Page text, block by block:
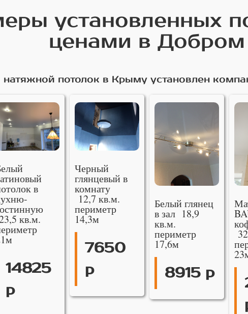
установленных
ценами в Добром
потолок в Крыму установлен
в
кв.м.
14825
р
Черный
глянцевый в
комнату
12,7 кв.м.
периметр
14,3м
7650
р
Белый глянец
в зал 18,9
кв.м.
периметр
17,6м
8915 р